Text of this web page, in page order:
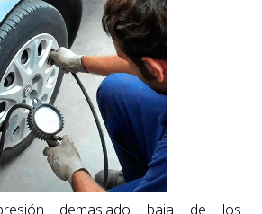
demasiado baja de los